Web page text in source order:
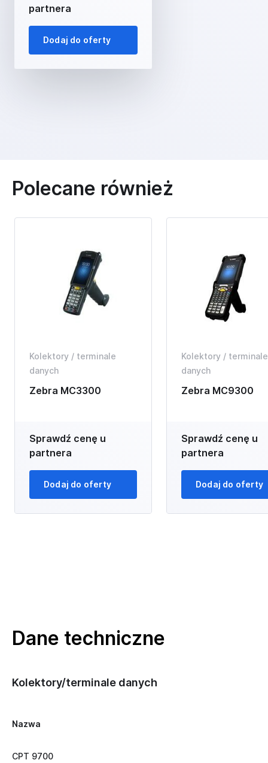
partnera
Dodaj do oferty
Polecane również
Kolektory / terminale
danych
Zebra MC3300
Sprawdź cenę u
partnera
Dodaj do oferty
Kolektory / terminale
danych
Zebra MC9300
Sprawdź cenę u
partnera
Dodaj do oferty
Dane techniczne
Kolektory/terminale danych
Nazwa
CPT 9700